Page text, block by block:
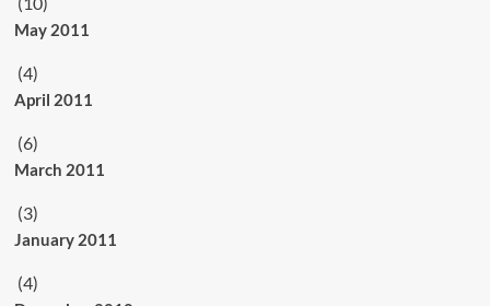
May 2011
(4)
April 2011
(6)
March 2011
(3)
January 2011
(4)